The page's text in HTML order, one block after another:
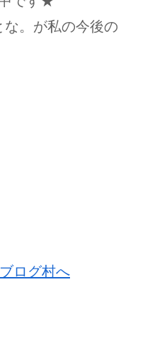
な。が私の今後の